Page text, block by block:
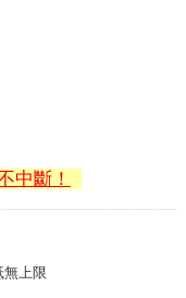
中斷！
無上限